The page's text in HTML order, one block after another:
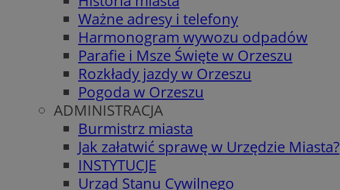
Ważne adresy i telefony
Harmonogram wywozu odpadów
Parafie i Msze Święte w Orzeszu
Rozkłady jazdy w Orzeszu
Pogoda w Orzeszu
ADMINISTRACJA
Burmistrz miasta
Jak załatwić sprawę w Urzędzie Miasta?
INSTYTUCJE
Urząd Stanu Cywilnego